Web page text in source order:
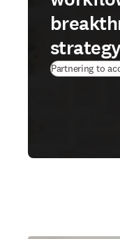
Partnering to